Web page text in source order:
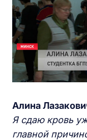
Алина
Я сдаю кровь
главной